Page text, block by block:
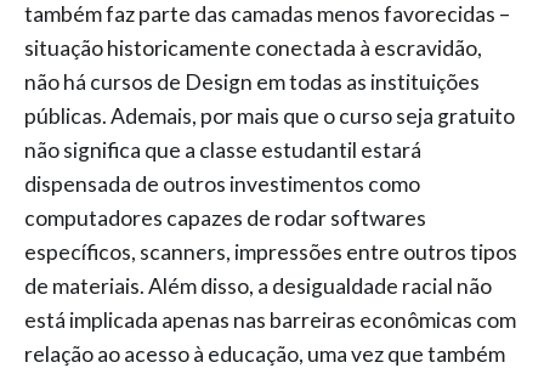
também faz parte das camadas menos favorecidas –
situação historicamente conectada à escravidão,
não há cursos de Design em todas as instituições
públicas. Ademais, por mais que o curso seja gratuito
não significa que a classe estudantil estará
dispensada de outros investimentos como
computadores capazes de rodar softwares
específicos, scanners, impressões entre outros tipos
de materiais. Além disso, a desigualdade racial não
está implicada apenas nas barreiras econômicas com
relação ao acesso à educação, uma vez que também